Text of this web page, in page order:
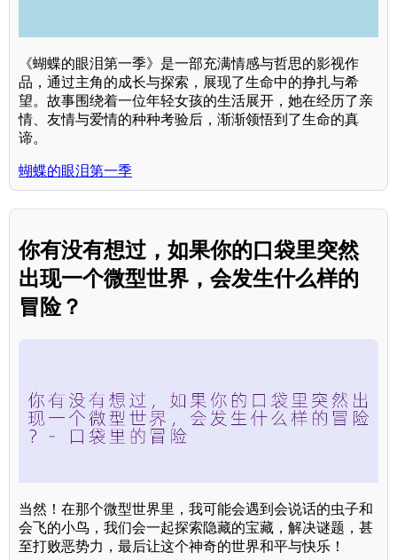
《蝴蝶的眼泪第一季》是一部充满情感与哲思的影视作
品，通过主角的成长与探索，展现了生命中的挣扎与希
望。故事围绕着一位年轻女孩的生活展开，她在经历了亲
情、友情与爱情的种种考验后，渐渐领悟到了生命的真
谛。
蝴蝶的眼泪第一季
你有没有想过，如果你的口袋里突然
出现一个微型世界，会发生什么样的
冒险？
当然！在那个微型世界里，我可能会遇到会说话的虫子和
会飞的小鸟，我们会一起探索隐藏的宝藏，解决谜题，甚
至打败恶势力，最后让这个神奇的世界和平与快乐！